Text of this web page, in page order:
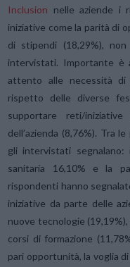
Inclusion nelle aziende i
iniziative come la parità di
di stipendi (18,29%),
intervistati. Importante è
attento alle necessità
rispetto delle diverse
supportare reti/
dell’azienda (8,76%). Tra
gli intervistati segnalano:
sanitaria 16,10% e la
rispondenti hanno
iniziative da parte delle
nuove tecnologie
corsi di formazione
pari opportunità, la voglia